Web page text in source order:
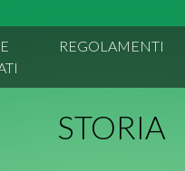
REGOLAMENTI
STORIA